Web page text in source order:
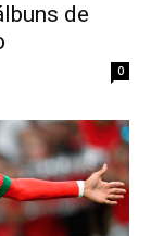
de
0